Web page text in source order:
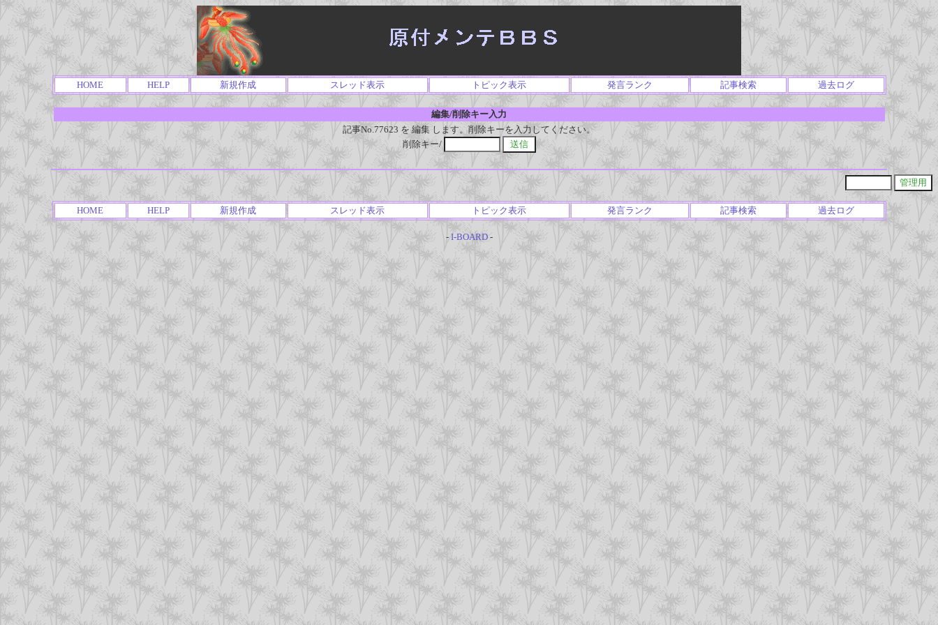
HOME HELP 新規作成 スレッド表示 トピック表示 発言ランク 記事検索 過去ログ
編集/削除キー入力
記事No.77623 を 編集 します。削除キーを入力してください。
削除キー/
HOME HELP 新規作成 スレッド表示 トピック表示 発言ランク 記事検索 過去ログ
- I-BOARD-